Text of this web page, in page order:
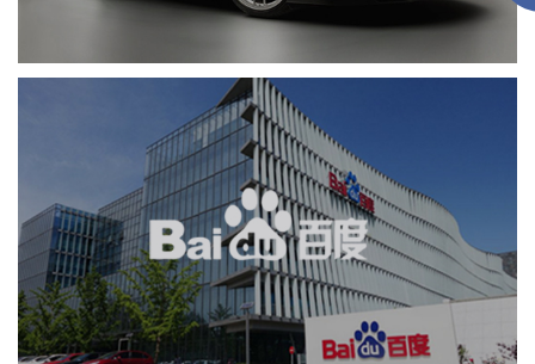
百度回收站
APP 业务系统 系统开发
软件科技
IT平台整体解决方案